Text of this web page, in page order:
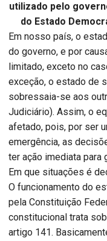
utilizado pelo
do Estado
Em nosso país, o
do governo, e por
limitado, exceto no
exceção, o estado de
sobressaia-se aos
Judiciário). Assim, o
afetado, pois, por ser
emergência, as
ter ação imediata para
Em que situações é
O funcionamento do
pela Constituição
constitucional trata
artigo 141.